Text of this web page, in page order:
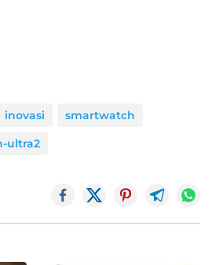
inovasi
smartwatch
ultra2